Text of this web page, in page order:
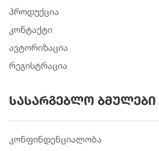
პროდუქცია
კონტაქტი
ავტორიზაცია
რეგისტრაცია
სასარგებლო ბმულები
კონფინდენციალობა